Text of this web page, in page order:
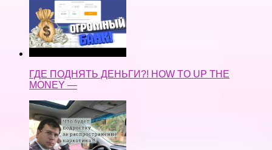
ГДЕ ПОДНЯТЬ ДЕНЬГИ?! HOW TO UP THE
MONEY —